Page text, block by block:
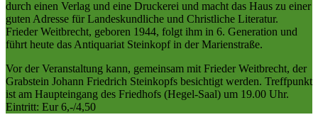
durch einen Verlag und eine Druckerei und macht das Haus zu einer
guten Adresse für Landeskundliche und Christliche Literatur.
Frieder Weitbrecht, geboren 1944, folgt ihm in 6. Generation und
führt heute das Antiquariat Steinkopf in der Marienstraße.
Vor der Veranstaltung kann, gemeinsam mit Frieder Weitbrecht, der
Grabstein Johann Friedrich Steinkopfs besichtigt werden. Treffpunkt
ist am Haupteingang des Friedhofs (Hegel-Saal) um 19.00 Uhr.
Eintritt: Eur 6,-/4,50